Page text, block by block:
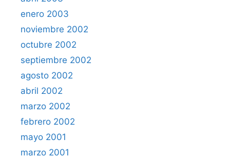
enero 2003
noviembre 2002
octubre 2002
septiembre 2002
agosto 2002
abril 2002
marzo 2002
febrero 2002
mayo 2001
marzo 2001